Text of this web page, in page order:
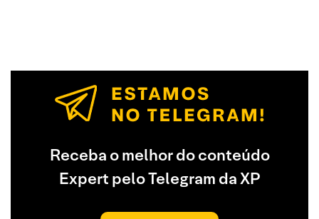
Receba o melhor do conteúdo
Expert pelo Telegram da XP